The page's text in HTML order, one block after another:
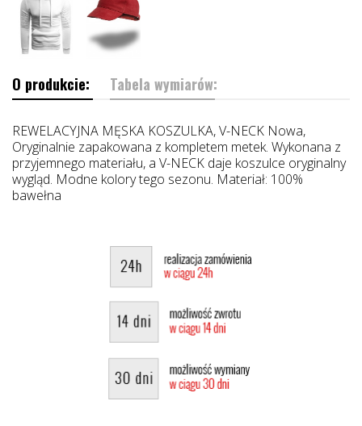
O produkcie: Tabela wymiarów:
REWELACYJNA MĘSKA KOSZULKA, V-NECK Nowa,
Oryginalnie zapakowana z kompletem metek. Wykonana z
przyjemnego materiału, a V-NECK daje koszulce oryginalny
wygląd. Modne kolory tego sezonu. Materiał: 100%
bawełna